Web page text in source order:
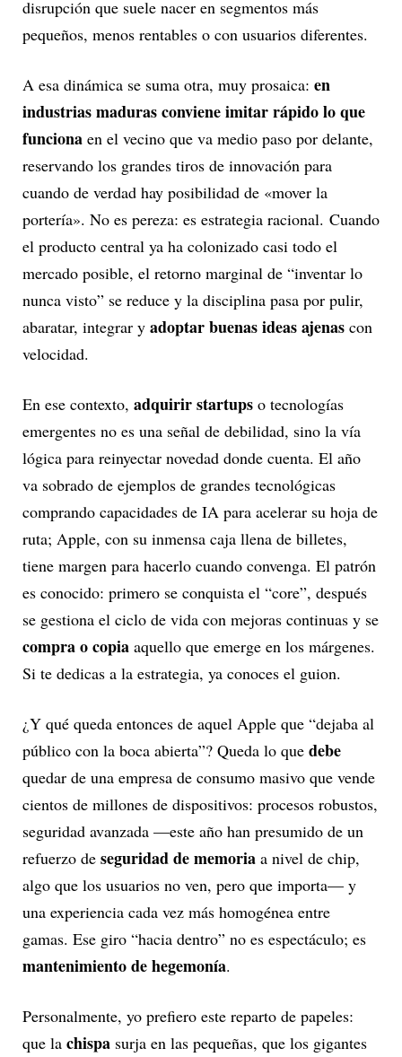
disrupción que suele nacer en segmentos más
pequeños, menos rentables o con usuarios diferentes.
A esa dinámica se suma otra, muy prosaica: en
industrias maduras conviene imitar rápido lo que
funciona en el vecino que va medio paso por delante,
reservando los grandes tiros de innovación para
cuando de verdad hay posibilidad de «mover la
portería». No es pereza: es estrategia racional. Cuando
el producto central ya ha colonizado casi todo el
mercado posible, el retorno marginal de “inventar lo
nunca visto” se reduce y la disciplina pasa por pulir,
abaratar, integrar y adoptar buenas ideas ajenas con
velocidad.
En ese contexto, adquirir startups o tecnologías
emergentes no es una señal de debilidad, sino la vía
lógica para reinyectar novedad donde cuenta. El año
va sobrado de ejemplos de grandes tecnológicas
comprando capacidades de IA para acelerar su hoja de
ruta; Apple, con su inmensa caja llena de billetes,
tiene margen para hacerlo cuando convenga. El patrón
es conocido: primero se conquista el “core”, después
se gestiona el ciclo de vida con mejoras continuas y se
compra o copia aquello que emerge en los márgenes.
Si te dedicas a la estrategia, ya conoces el guion.
¿Y qué queda entonces de aquel Apple que “dejaba al
público con la boca abierta”? Queda lo que debe
quedar de una empresa de consumo masivo que vende
cientos de millones de dispositivos: procesos robustos,
seguridad avanzada —este año han presumido de un
refuerzo de seguridad de memoria a nivel de chip,
algo que los usuarios no ven, pero que importa— y
una experiencia cada vez más homogénea entre
gamas. Ese giro “hacia dentro” no es espectáculo; es
mantenimiento de hegemonía.
Personalmente, yo prefiero este reparto de papeles:
que la chispa surja en las pequeñas, que los gigantes